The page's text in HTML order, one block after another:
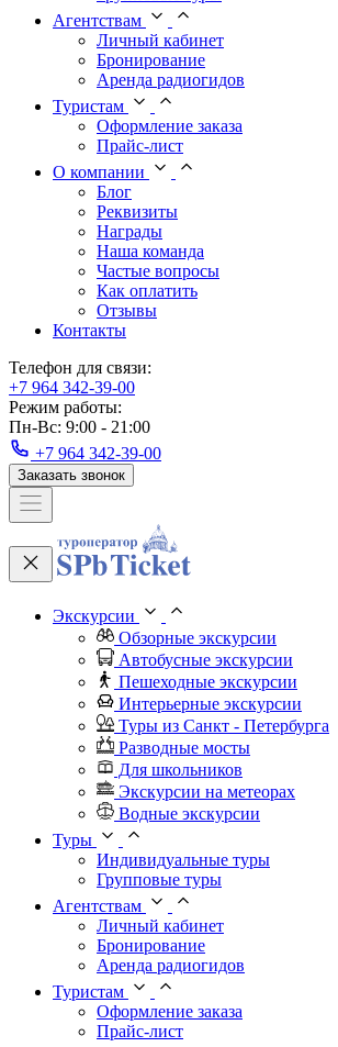
Агентствам
Личный кабинет
Бронирование
Аренда радиогидов
Туристам
Оформление заказа
Прайс-лист
О компании
Блог
Реквизиты
Награды
Наша команда
Частые вопросы
Как оплатить
Отзывы
Контакты
Телефон для связи:
+7 964 342-39-00
Режим работы:
Пн-Вс: 9:00 - 21:00
+7 964 342-39-00
Заказать звонок
Экскурсии
Обзорные экскурсии
Автобусные экскурсии
Пешеходные экскурсии
Интерьерные экскурсии
Туры из Санкт - Петербурга
Разводные мосты
Для школьников
Экскурсии на метеорах
Водные экскурсии
Туры
Индивидуальные туры
Групповые туры
Агентствам
Личный кабинет
Бронирование
Аренда радиогидов
Туристам
Оформление заказа
Прайс-лист